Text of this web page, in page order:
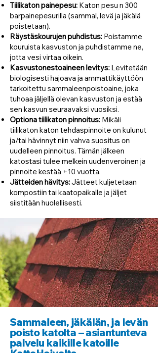
Tiilikaton painepesu: Katon pesu n 300
barpainepesurilla (sammal, levä ja jäkälä
poistetaan).
Räystäskourujen puhdistus: Poistamme
kouruista kasvuston ja puhdistamme ne,
jotta vesi virtaa oikein.
Kasvustonestoaineen levitys: Levitetään
biologisesti hajoava ja ammattikäyttöön
tarkoitettu sammaleenpoistoaine, joka
tuhoaa jäljellä olevan kasvuston ja estää
sen kasvun seuraavaksi vuosiksi.
Optiona tiilikaton pinnoitus: Mikäli
tiilikaton katon tehdaspinnoite on kulunut
ja/tai hävinnyt niin vahva suositus on
uudelleen pinnoitus. Tämän jälkeen
katostasi tulee melkein uudenveroinen ja
pinnoite kestää +10 vuotta.
Jätteiden hävitys:Jätteet kuljetetaan
kompostiin tai kaatopaikalle ja jäljet
siistitään huolellisesti.
Sammaleen, jäkälän, ja levän
poisto katolta – asiantunteva
palvelu kaikille katoille